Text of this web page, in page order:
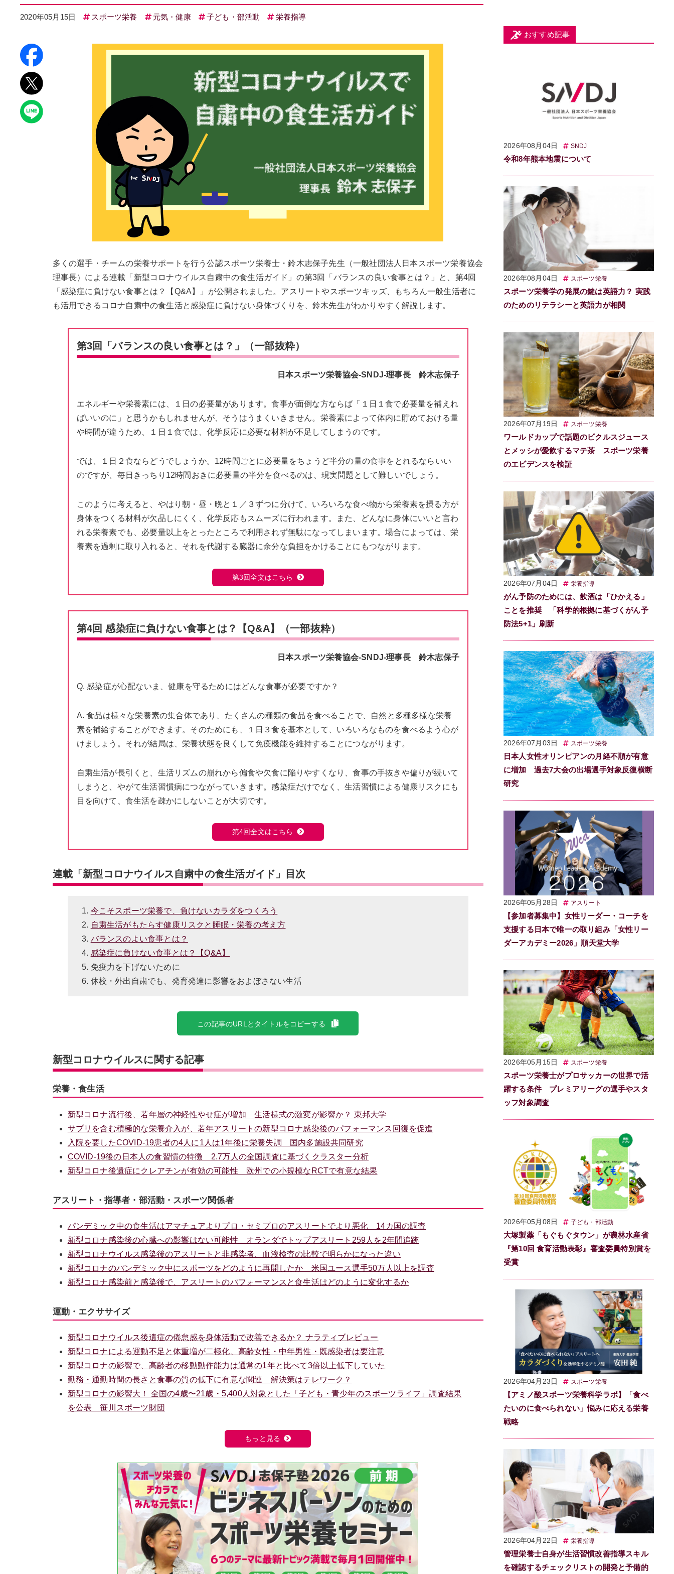
2020年05月15日 スポーツ栄養 元気・健康 子ども・部活動 栄養指導
多くの選手・チームの栄養サポートを行う公認スポーツ栄養士・鈴木志保子先生（一般社団法人日本スポーツ栄養協会
理事長）による連載「新型コロナウイルス自粛中の食生活ガイド」の第3回「バランスの良い食事とは？」と、第4回
「感染症に負けない食事とは？【Q&A】」が公開されました。アスリートやスポーツキッズ、もちろん一般生活者に
も活用できるコロナ自粛中の食生活と感染症に負けない身体づくりを、鈴木先生がわかりやすく解説します。
第3回「バランスの良い食事とは？」（一部抜粋）
日本スポーツ栄養協会-SNDJ-理事長 鈴木志保子
エネルギーや栄養素には、１日の必要量があります。食事が面倒な方ならば「１日１食で必要量を補えれ
ばいいのに」と思うかもしれませんが、そうはうまくいきません。栄養素によって体内に貯めておける量
や時間が違うため、１日１食では、化学反応に必要な材料が不足してしまうのです。
では、１日２食ならどうでしょうか。12時間ごとに必要量をちょうど半分の量の食事をとれるならいい
のですが、毎日きっちり12時間おきに必要量の半分を食べるのは、現実問題として難しいでしょう。
このように考えると、やはり朝・昼・晩と１／３ずつに分けて、いろいろな食べ物から栄養素を摂る方が
身体をつくる材料が欠品しにくく、化学反応もスムーズに行われます。また、どんなに身体にいいと言わ
れる栄養素でも、必要量以上をとったところで利用されず無駄になってしまいます。場合によっては、栄
養素を過剰に取り入れると、それを代謝する臓器に余分な負担をかけることにもつながります。
第3回全文はこちら
第4回 感染症に負けない食事とは？【Q&A】（一部抜粋）
日本スポーツ栄養協会-SNDJ-理事長 鈴木志保子
Q. 感染症が心配ないま、健康を守るためにはどんな食事が必要ですか？
A. 食品は様々な栄養素の集合体であり、たくさんの種類の食品を食べることで、自然と多種多様な栄養
素を補給することができます。そのためにも、１日３食を基本として、いろいろなものを食べるよう心が
けましょう。それが結局は、栄養状態を良くして免疫機能を維持することにつながります。
自粛生活が長引くと、生活リズムの崩れから偏食や欠食に陥りやすくなり、食事の手抜きや偏りが続いて
しまうと、やがて生活習慣病につながっていきます。感染症だけでなく、生活習慣による健康リスクにも
目を向けて、食生活を疎かにしないことが大切です。
第4回全文はこちら
連載「新型コロナウイルス自粛中の食生活ガイド」目次
今こそスポーツ栄養で、負けないカラダをつくろう
自粛生活がもたらす健康リスクと睡眠・栄養の考え方
バランスのよい食事とは？
感染症に負けない食事とは？【Q&A】
免疫力を下げないために
休校・外出自粛でも、発育発達に影響をおよぼさない生活
この記事のURLとタイトルをコピーする
新型コロナウイルスに関する記事
栄養・食生活
新型コロナ流行後、若年層の神経性やせ症が増加 生活様式の激変が影響か？ 東邦大学
サプリを含む積極的な栄養介入が、若年アスリートの新型コロナ感染後のパフォーマンス回復を促進
入院を要したCOVID-19患者の4人に1人は1年後に栄養失調 国内多施設共同研究
COVID-19後の日本人の食習慣の特徴 2.7万人の全国調査に基づくクラスター分析
新型コロナ後遺症にクレアチンが有効の可能性 欧州での小規模なRCTで有意な結果
アスリート・指導者・部活動・スポーツ関係者
パンデミック中の食生活はアマチュアよりプロ・セミプロのアスリートでより悪化 14カ国の調査
新型コロナ感染後の心臓への影響はない可能性 オランダでトップアスリート259人を2年間追跡
新型コロナウイルス感染後のアスリートと非感染者、血液検査の比較で明らかになった違い
新型コロナのパンデミック中にスポーツをどのように再開したか 米国ユース選手50万人以上を調査
新型コロナ感染前と感染後で、アスリートのパフォーマンスと食生活はどのように変化するか
運動・エクササイズ
新型コロナウイルス後遺症の倦怠感を身体活動で改善できるか？ ナラティブレビュー
新型コロナによる運動不足と体重増が二極化、高齢女性・中年男性・既感染者は要注意
新型コロナの影響で、高齢者の移動動作能力は通常の1年と比べて3倍以上低下していた
勤務・通勤時間の長さと食事の質の低下に有意な関連 解決策はテレワーク？
新型コロナの影響大！ 全国の4歳〜21歳・5,400人対象とした「子ども・青少年のスポーツライフ」調査結果
を公表 笹川スポーツ財団
もっと見る
おすすめ記事
2026年08月04日 SNDJ
令和8年熊本地震について
2026年08月04日 スポーツ栄養
スポーツ栄養学の発展の鍵は英語力？ 実践
のためのリテラシーと英語力が相関
2026年07月19日 スポーツ栄養
ワールドカップで話題のピクルスジュース
とメッシが愛飲するマテ茶 スポーツ栄養
のエビデンスを検証
2026年07月04日 栄養指導
がん予防のためには、飲酒は「ひかえる」
ことを推奨 「科学的根拠に基づくがん予
防法5+1」刷新
2026年07月03日 スポーツ栄養
日本人女性オリンピアンの月経不順が有意
に増加 過去7大会の出場選手対象反復横断
研究
2026年05月28日 アスリート
【参加者募集中】女性リーダー・コーチを
支援する日本で唯一の取り組み「女性リー
ダーアカデミー2026」順天堂大学
2026年05月15日 スポーツ栄養
スポーツ栄養士がプロサッカーの世界で活
躍する条件 プレミアリーグの選手やスタ
ッフ対象調査
2026年05月08日 子ども・部活動
大塚製薬「もぐもぐタウン」が農林水産省
『第10回 食育活動表彰』審査委員特別賞を
受賞
2026年04月23日 スポーツ栄養
【アミノ酸スポーツ栄養科学ラボ】「食べ
たいのに食べられない」悩みに応える栄養
戦略
2026年04月22日 栄養指導
管理栄養士自身が生活習慣改善指導スキル
を確認するチェックリストの開発と予備的